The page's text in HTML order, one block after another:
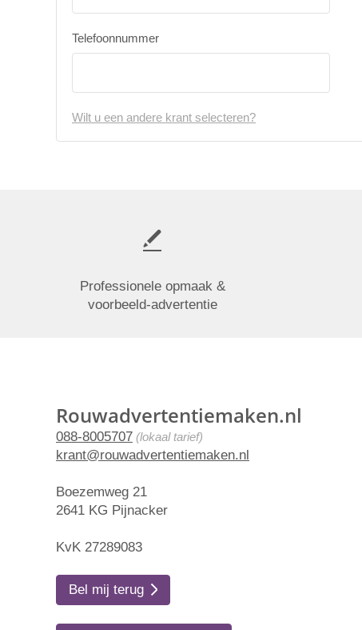
Telefoonnummer
Wilt u een andere krant selecteren?
Professionele opmaak &
voorbeeld-advertentie
Rouwadvertentiemaken.nl
088-8005707 (lokaal tarief)
krant@rouwadvertentiemaken.nl
Boezemweg 21
2641 KG Pijnacker
KvK 27289083
Bel mij terug